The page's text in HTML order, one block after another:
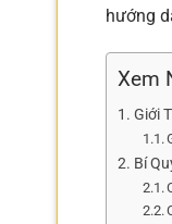
hướng
Xem
Giới
Bí